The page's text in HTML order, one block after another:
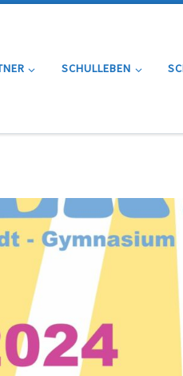
SCHULLEBEN